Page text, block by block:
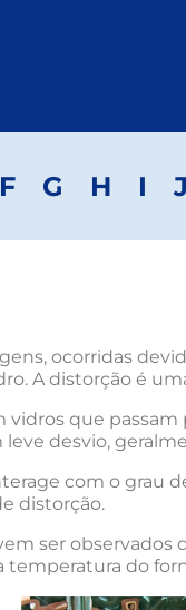
F G H I J
ocorridas
A distorção é
vidros que
desvio,
com o grau
distorção.
ser
do